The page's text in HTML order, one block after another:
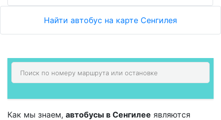
Найти автобус на карте Сенгилея
Как мы знаем, автобусы в Сенгилее являются